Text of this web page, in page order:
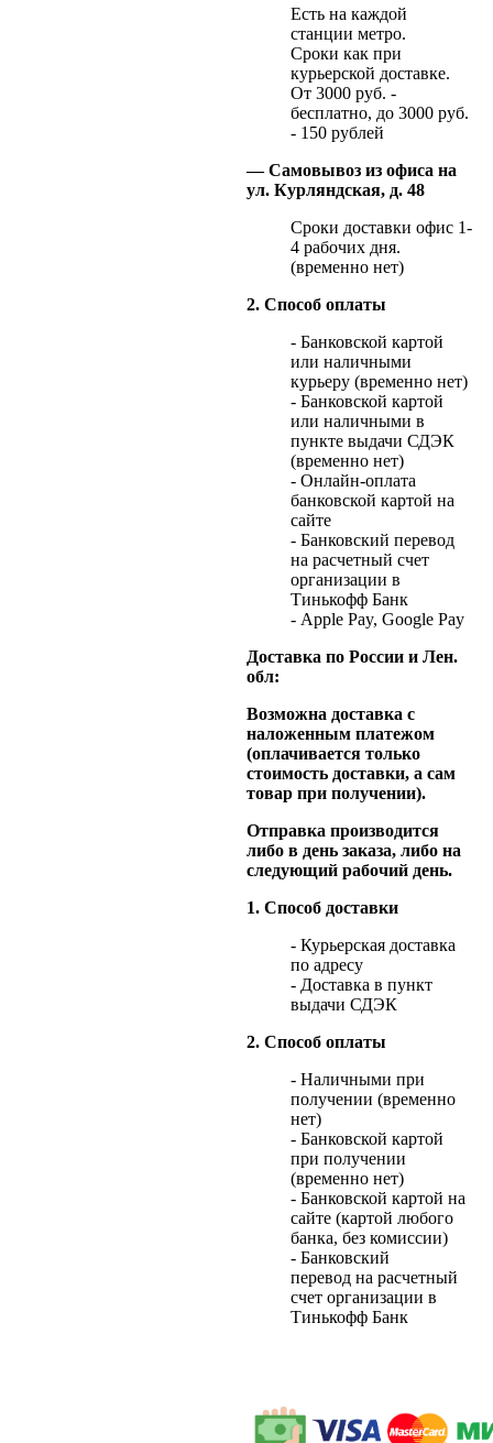
Есть на каждой
станции метро.
Сроки как при
курьерской доставке.
От 3000 руб. -
бесплатно, до 3000 руб.
- 150 рублей
— Самовывоз из офиса на
ул. Курляндская, д. 48
Сроки доставки офис 1-
4 рабочих дня.
(временно нет)
2. Способ оплаты
- Банковской картой
или наличными
курьеру (временно нет)
- Банковской картой
или наличными в
пункте выдачи СДЭК
(временно нет)
- Онлайн-оплата
банковской картой на
сайте
- Банковский перевод
на расчетный счет
организации в
Тинькофф Банк
- Apple Pay, Google Pay
Доставка по России и Лен.
обл:
Возможна доставка с
наложенным платежом
(оплачивается только
стоимость доставки, а сам
товар при получении).
Отправка производится
либо в день заказа, либо на
следующий рабочий день.
1. Способ доставки
- Курьерская доставка
по адресу
- Доставка в пункт
выдачи СДЭК
2. Способ оплаты
- Наличными при
получении (временно
нет)
- Банковской картой
при получении
(временно нет)
- Банковской картой на
сайте (картой любого
банка, без комиссии)
- Банковский
перевод на расчетный
счет организации в
Тинькофф Банк